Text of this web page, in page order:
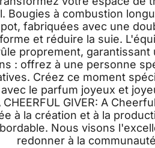
Bougies à combustion
fabriquées avec une
et réduire la suie.
proprement, garantissant
: offrez à une personne
Créez ce moment
le parfum joyeux et
GIVER: A
à la création et à la
Nous visons
redonner à la